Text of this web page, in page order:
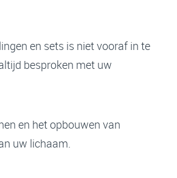
en sets is niet vooraf in te
besproken met uw
en het opbouwen van
uw lichaam.